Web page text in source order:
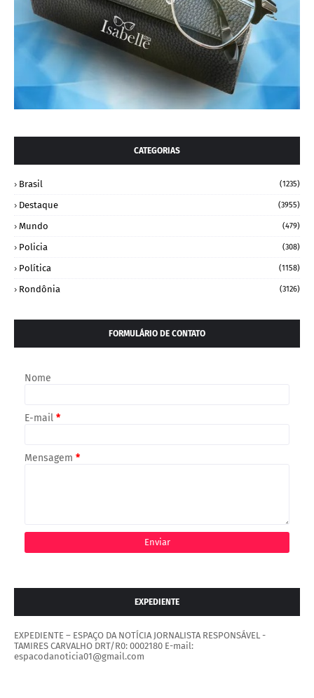
CATEGORIAS
Brasil (1235)
Destaque (3955)
Mundo (479)
Policia (308)
Política (1158)
Rondônia (3126)
FORMULÁRIO DE CONTATO
Nome
E-mail *
Mensagem *
EXPEDIENTE
EXPEDIENTE – ESPAÇO DA NOTÍCIA JORNALISTA RESPONSÁVEL -
TAMIRES CARVALHO DRT/R0: 0002180 E-mail:
espacodanoticia01@gmail.com